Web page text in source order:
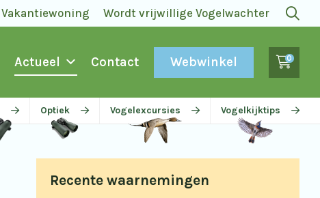
Vakantiewoning Wordt vrijwillige Vogelwachter
Actueel Contact Webwinkel 0
Optiek Vogelexcursies Vogelkijktips
Recente waarnemingen